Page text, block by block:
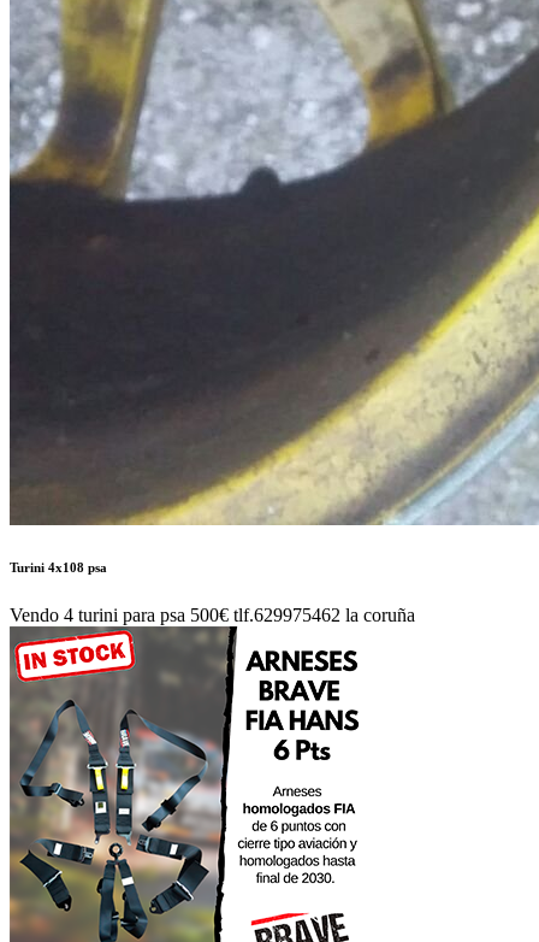
Turini 4x108 psa
Autor:
TRUST630675498
Publicado en:
Piezas de Competición /LLantas
Publicado el:
02-Feb-2018 22:57
Referencia:
700602
Visualizaciones: 2203
Provincia:
Pais:
Teléfono:
Tag:
T-Shirt,Women,Top
Vendo 4 turini para Psa 500€ Tlf.629975462 La Coruña